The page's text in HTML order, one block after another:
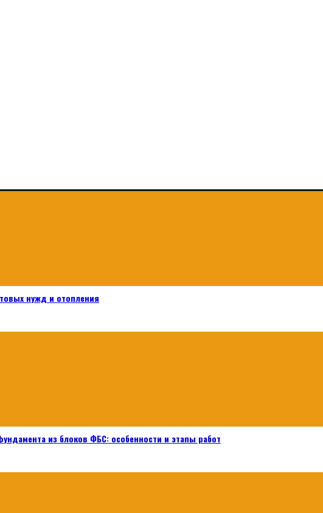
нужд и отопления
из блоков ФБС: особенности и этапы работ